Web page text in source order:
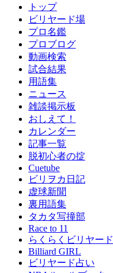
トップ
ビリヤード場
プロ名鑑
プロブログ
動画検索
試合結果
用語集
ニュース
雑談掲示板
おしえて！
カレンダー
記事一覧
脱初心者の掟
Cuetube
ビリヲカ日記
虚球新聞
裏用語集
タカタ写撞部
Race to 11
らくらくビリヤード
Billiard GIRL
ビリヤード占い